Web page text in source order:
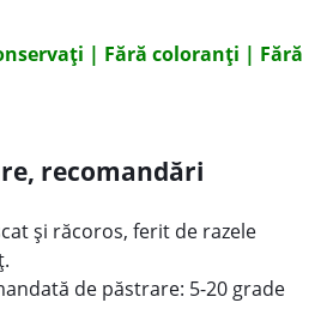
| Fără coloranți | Fără
recomandări
și răcoros, ferit de razele
de păstrare: 5-20 grade